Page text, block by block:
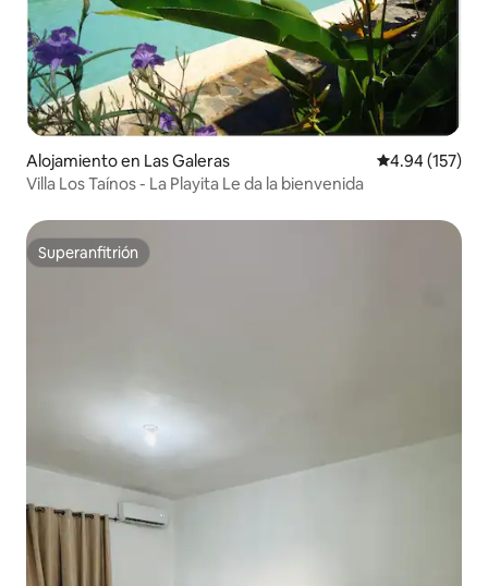
Alojamiento en Las Galeras Calificación
4.94 (157)
Villa Los Taínos - La Playita Le da la bienvenida
Superanfitrión
Superanfitrión